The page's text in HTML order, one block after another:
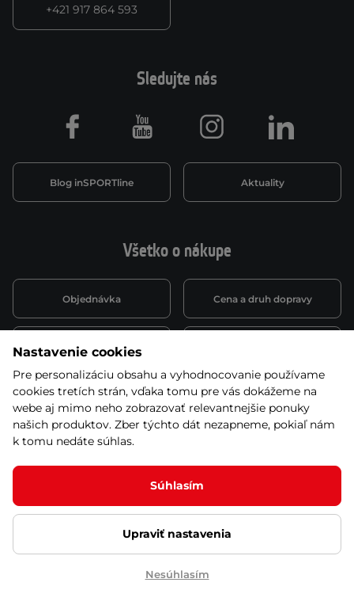
+421 917 864 593
Všetko o nákupe
Objednávka Cena a druh dopravy
Spôsob platby
Montáž a servis Reklamácie a záruka
Kariéra
Sledujte nás
Blog inSPORTline Aktuality
Facebook Youtube Instagram LinkedIn
© 2026 Stores inSPORTline SK, s.r.o. Všetky práva vyhradené
Ochrana osobných údajov Nastavenie cookies
Nastavenie cookies
Pre personalizáciu obsahu a vyhodnocovanie používame
cookies tretích strán, vďaka tomu pre vás dokážeme na
webe aj mimo neho zobrazovať relevantnejšie ponuky
našich produktov. Zber týchto dát nezapneme, pokiaľ nám
k tomu nedáte súhlas.
Súhlasím
Upraviť nastavenia
Nesúhlasím